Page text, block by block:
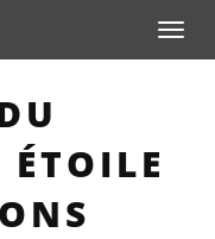
Toggle